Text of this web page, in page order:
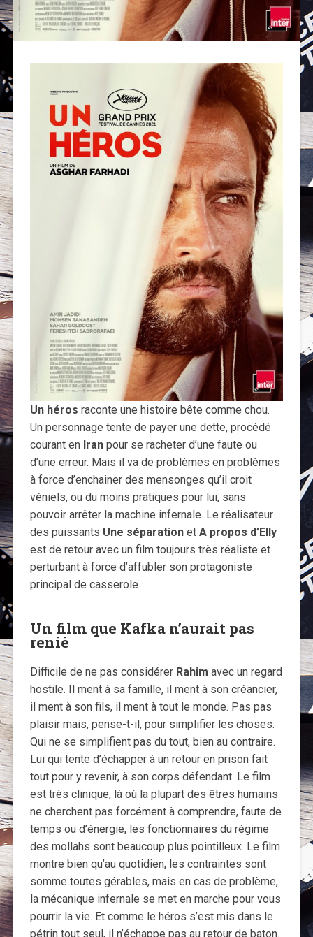
Un héros raconte une histoire bête comme chou.
Un personnage tente de payer une dette, procédé
courant en Iran pour se racheter d’une faute ou
d’une erreur. Mais il va de problèmes en problèmes
à force d’enchainer des mensonges qu’il croit
véniels, ou du moins pratiques pour lui, sans
pouvoir arrêter la machine infernale. Le réalisateur
des puissants Une séparationet A propos d’Elly
est de retour avec un film toujours très réaliste et
perturbant à force d’affubler son protagoniste
principal de casserole
Un film que Kafka n’aurait pas
renié
Difficile de ne pas considérer Rahim avec un regard
hostile. Il ment à sa famille, il ment à son créancier,
il ment à son fils, il ment à tout le monde. Pas pas
plaisir mais, pense-t-il, pour simplifier les choses.
Qui ne se simplifient pas du tout, bien au contraire.
Lui qui tente d’échapper à un retour en prison fait
tout pour y revenir, à son corps défendant. Le film
est très clinique, là où la plupart des êtres humains
ne cherchent pas forcément à comprendre, faute de
temps ou d’énergie, les fonctionnaires du régime
des mollahs sont beaucoup plus pointilleux. Le film
montre bien qu’au quotidien, les contraintes sont
somme toutes gérables, mais en cas de problème,
la mécanique infernale se met en marche pour vous
pourrir la vie. Et comme le héros s’est mis dans le
pétrin tout seul, il n’échappe pas au retour de baton.